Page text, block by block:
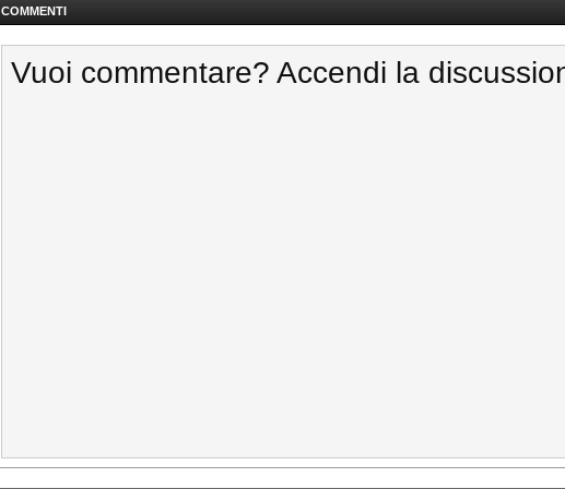
COMMENTI
Vuoi commentare? Accendi la